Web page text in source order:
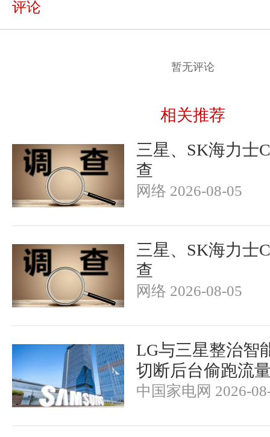
评论
暂无评论
相关推荐
三星、SK海力士
查
网络 2026-08-05
三星、SK海力士
查
网络 2026-08-05
LG与三星整治智
切断后台偷跑流
中国家电网 2026-